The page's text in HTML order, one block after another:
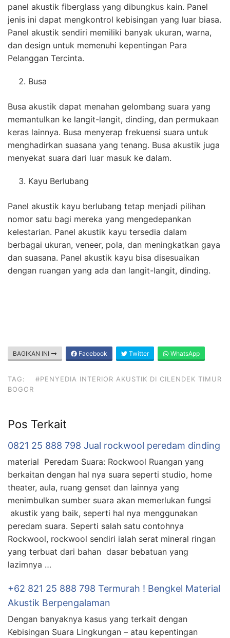
panel akustik fiberglass yang dibungkus kain. Panel
jenis ini dapat mengkontrol kebisingan yang luar biasa.
Panel akustik sendiri memiliki banyak ukuran, warna,
dan design untuk memenuhi kepentingan Para
Pelanggan Tercinta.
Busa
Busa akustik dapat menahan gelombang suara yang
memantulkan ke langit-langit, dinding, dan permukaan
keras lainnya. Busa menyerap frekuensi suara untuk
menghadirkan suasana yang tenang. Busa akustik juga
menyekat suara dari luar masuk ke dalam.
Kayu Berlubang
Panel akustik kayu berlubang tetap menjadi pilihan
nomor satu bagi mereka yang mengedepankan
kelestarian. Panel akustik kayu tersedia dalam
berbagai ukuran, veneer, pola, dan meningkatkan gaya
dan suasana. Panel akustik kayu bisa disesuaikan
dengan ruangan yang ada dan langit-langit, dinding.
BAGIKAN INI Facebook Twitter WhatsApp
TAG:
#PENYEDIA INTERIOR AKUSTIK DI CILENDEK TIMUR
BOGOR
Pos Terkait
0821 25 888 798 Jual rockwool peredam dinding
material Peredam Suara: Rockwool Ruangan yang
berkaitan dengan hal nya suara seperti studio, home
theater, aula, ruang genset dan lainnya yang
menimbulkan sumber suara akan memerlukan fungsi
akustik yang baik, seperti hal nya menggunakan
peredam suara. Seperti salah satu contohnya
Rockwool, rockwool sendiri ialah serat mineral ringan
yang terbuat dari bahan dasar bebatuan yang
lazimnya …
+62 821 25 888 798 Termurah ! Bengkel Material
Akustik Berpengalaman
Dengan banyaknya kasus yang terkait dengan
Kebisingan Suara Lingkungan – atau kepentingan